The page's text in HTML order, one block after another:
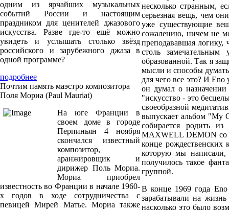
одним из ярчайших музыкальных
событий России и настоящим
праздником для ценителей джазового
искусства. Разве где-то ещё можно
увидеть и услышать столько звёзд
российского и зарубежного джаза в
одной программе?
подробнее
Почтим память маэстро композитора
Поля Мориа (Paul Mauriat)
На юге Франции в
своем доме в городе
Перпиньян 4 ноября
скончался известный
композитор,
аранжировщик и
дирижер Поль Мориа.
Мориа приобрел
известность во Франции в начале 1960-
х годов в ходе сотрудничества с
певицей Мирей Матье. Мориа также
несколько странным,
серьезная вещь, чем
уже существующие
сожалению, ничем не
преподававшая логику,
столь
образованной. Так я
мысли и способы
для чего все это? И
он думал о
"искусство - это
своеобразной
выпускает альбом "My
собирается родить
MAXWELL DEMON со
конце
которую мы
получилось такое
группой.
В конце 1969 года
зарабатывали на
насколько это было